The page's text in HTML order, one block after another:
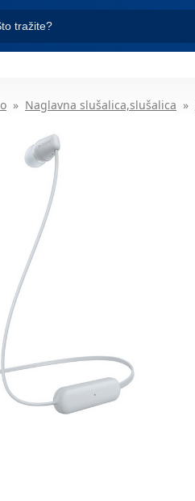
Naglavna slušalica,slušalica